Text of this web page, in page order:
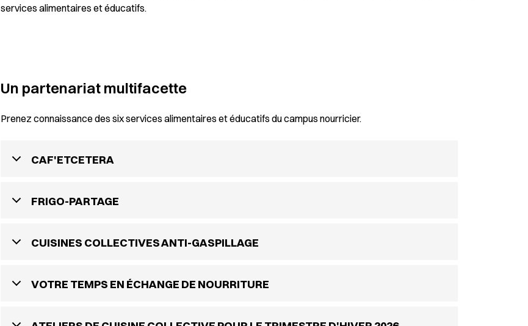
services alimentaires et éducatifs.
Un partenariat multifacette
Prenez connaissance des six services alimentaires et éducatifs du campus nourricier.
CAF'ETCETERA
FRIGO-PARTAGE
CUISINES COLLECTIVES ANTI-GASPILLAGE
VOTRE TEMPS EN ÉCHANGE DE NOURRITURE